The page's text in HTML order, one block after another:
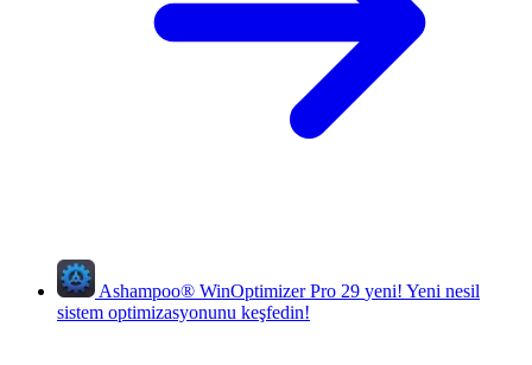
Ashampoo® WinOptimizer Pro 29 yeni! Yeni nesil
sistem optimizasyonunu keşfedin!